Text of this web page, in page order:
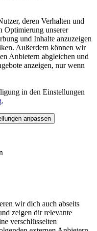
deren Verhalten und
Optimierung unserer
und Inhalte anzuzeigen
Außerdem können wir
Anbietern abgleichen und
anzeigen, nur wenn
in den Einstellungen
.
anpassen
wir dich auch abseits
zeigen dir relevante
verschlüsselten